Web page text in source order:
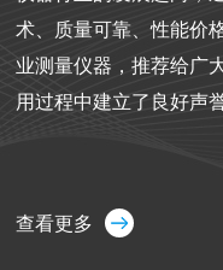
术、质量可靠、性能价
业测量仪器，推荐给广
用过程中建立了良好声
域解决了许多问题，倍
出产品具有独立安装调
表供应商,并获得福禄
伦Agilent、日本横河
查看更多